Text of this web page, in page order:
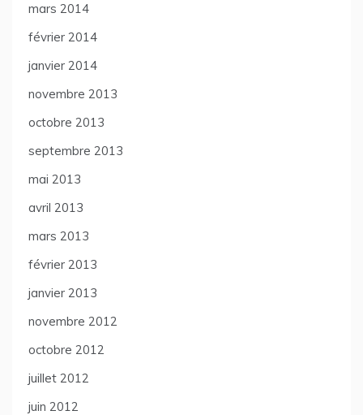
mars 2014
février 2014
janvier 2014
novembre 2013
octobre 2013
septembre 2013
mai 2013
avril 2013
mars 2013
février 2013
janvier 2013
novembre 2012
octobre 2012
juillet 2012
juin 2012